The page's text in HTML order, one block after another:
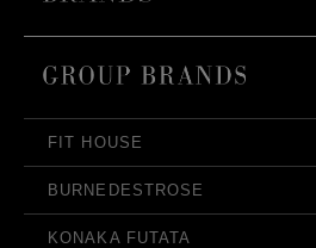
FIT HOUSE
BURNEDESTROSE
KONAKA FUTATA